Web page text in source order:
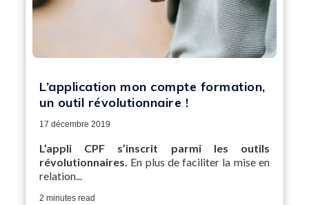
L’application mon compte formation,
un outil révolutionnaire !
17 décembre 2019
L’appli CPF s’inscrit parmi les outils
révolutionnaires. En plus de faciliter la mise en
relation...
2 minutes read